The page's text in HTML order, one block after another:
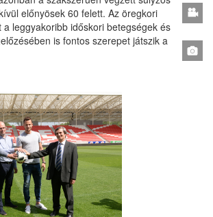
előnyösek 60 felett. Az öregkori
a leggyakoribb időskori betegségek és
is fontos szerepet játszik a